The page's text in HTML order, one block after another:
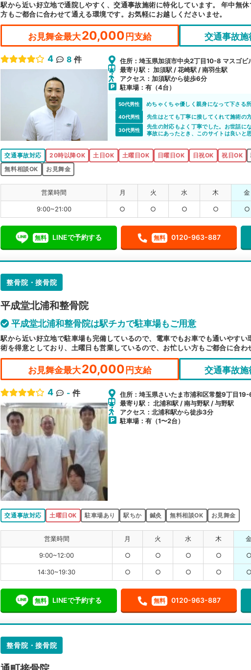
駅から近い好立地で通院しやすく、交通事故施術に特化しています。 年中無
方もご都合に合わせて通える環境です。お気軽にお越しくださいませ。
お見舞金最大20,000 円支給 交通事故施
4 8 件
住所：埼玉県加須市中央2丁目10-8 マスゴビ
最寄り駅： 加須駅 / 花崎駅 / 南羽生駅
アクセス：加須駅から徒歩6分
駐車場：有（4台）
50代男性 めちゃくちゃ優しく親身になって下さる
40代男性 先生はとても丁寧に接してくれて施術の
30代男性
先生の対応もよく丁寧でした。お世話にな
事故にあったとき、このサイトは良いと思
交通事故対応 20時以降OK 土日OK 土曜日OK 日曜日OK 日祝OK 祝日OK
無料相談OK
お見舞金
営業時間 月 火 水 木 金
9:00~21:00 ○ ○ ○ ○ ○
無料 LINEで予約する 無料 0120-963-887
整骨院・接骨院
平成堂北浦和整骨院
平成堂北浦和整骨院は駅チカで駐車場もご用意
駅から近い好立地で駐車場も完備しているので、電車でもお車でも通いやす
術を得意としており、土曜日も営業しているので、お忙しい方もご都合に合わ
お見舞金最大20,000 円支給 交通事故施
4 - 件
住所：埼玉県さいたま市浦和区常盤9丁目19-
最寄り駅： 北浦和駅 / 南与野駅 / 与野駅
アクセス：北浦和駅から徒歩3分
駐車場：有（1〜2台）
交通事故対応 土曜日OK 駐車場あり 駅ちか 鍼灸 無料相談OK お見舞金
営業時間 月 火 水 木
9:00~12:00 ○ ○ ○ ○ ○
14:30~19:30 ○ ○ ○ ○ ○
無料 LINEで予約する 無料 0120-963-887
整骨院・接骨院